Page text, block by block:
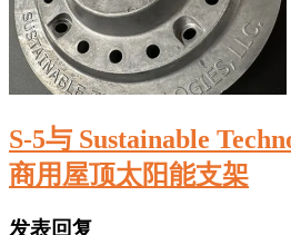
S-5与 Sustainable
商用屋顶太阳能支架
发表回复